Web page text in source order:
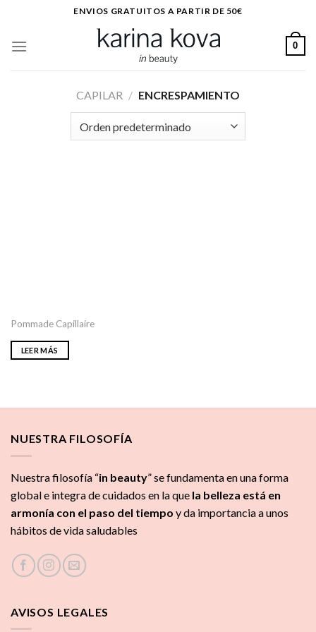
contenido
ENVIOS GRATUITOS A PARTIR DE 50€
0
CAPILAR / ENCRESPAMIENTO
Pommade Capillaire
LEER MÁS
NUESTRA FILOSOFÍA
Nuestra filosofía “in beauty” se fundamenta en una forma
global e integra de cuidados en la que la belleza está en
armonía con el paso del tiempo y da importancia a unos
hábitos de vida saludables
AVISOS LEGALES